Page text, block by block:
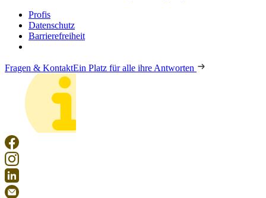
Profis
Datenschutz
Barrierefreiheit
Fragen & KontaktEin Platz für alle ihre Antworten